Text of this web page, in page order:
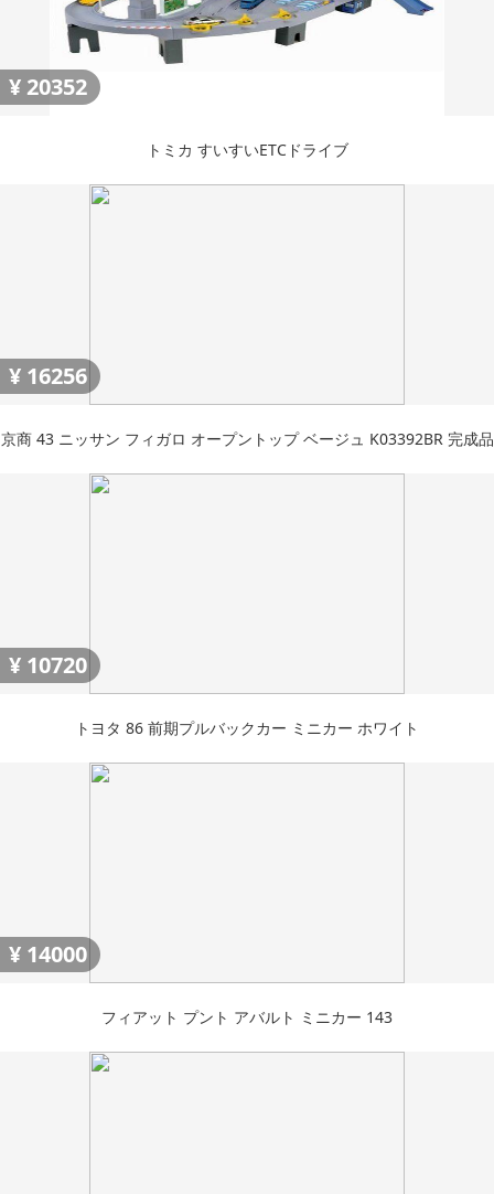
¥ 20352
トミカ すいすいETCドライブ
¥ 16256
京商 43 ニッサン フィガロ オープントップ ベージュ K03392BR 完成品
¥ 10720
トヨタ 86 前期プルバックカー ミニカー ホワイト
¥ 14000
フィアット プント アバルト ミニカー 143